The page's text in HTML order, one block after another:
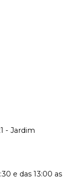
- Jardim
e das 13:00 as